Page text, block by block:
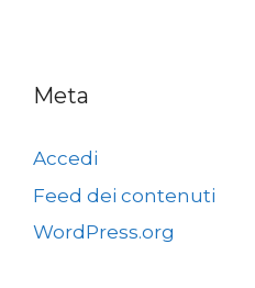
Meta
Accedi
Feed dei contenuti
WordPress.org